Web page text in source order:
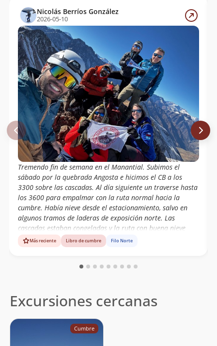
Nicolás Berríos González
2026-05-10
Tremendo fin de semana en el Manantial. Subimos el
sábado por la quebrada Angosta e hicimos el CB a los
3300 sobre las cascadas. Al día siguiente un traverse hasta
los 3600 para empalmar con la ruta normal hacia la
cumbre. Había nieve desde el estacionamiento, salvo en
algunos tramos de laderas de exposición norte. Las
cascadas estaban congeladas y la ruta con buena nieve
hasta la cumbre. La vista hacia el grupo Plomo y los valles
cubiertos de blanco, simplemente maravillosa. El descenso
ahorramos un buen tiempo. Cansadísimos, pero felices.
Más reciente Libro de cumbre Filo Norte
Excursiones cercanas
Cumbre